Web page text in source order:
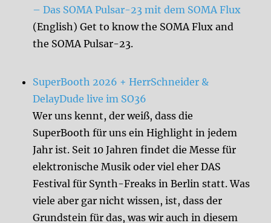
– Das SOMA Pulsar-23 mit dem SOMA Flux
(English) Get to know the SOMA Flux and
the SOMA Pulsar-23.
SuperBooth 2026 + HerrSchneider &
DelayDude live im SO36
Wer uns kennt, der weiß, dass die
SuperBooth für uns ein Highlight in jedem
Jahr ist. Seit 10 Jahren findet die Messe für
elektronische Musik oder viel eher DAS
Festival für Synth-Freaks in Berlin statt. Was
viele aber gar nicht wissen, ist, dass der
Grundstein für das, was wir auch in diesem